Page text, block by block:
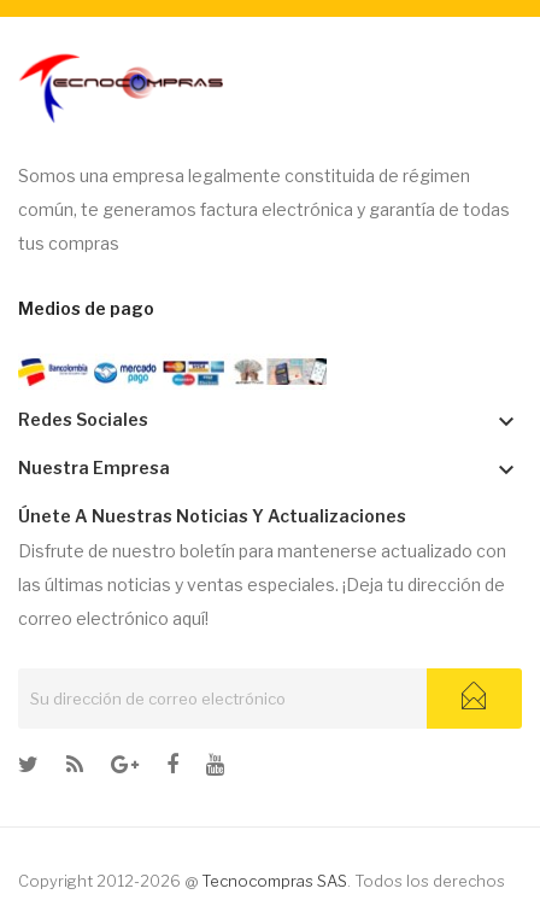
Somos una empresa legalmente constituida de régimen
común, te generamos factura electrónica y garantía de todas
tus compras
Medios de pago
Redes Sociales keyboard_arrow_down
Nuestra Empresa keyboard_arrow_down
Únete A Nuestras Noticias Y Actualizaciones
Disfrute de nuestro boletín para mantenerse actualizado con
las últimas noticias y ventas especiales. ¡Deja tu dirección de
correo electrónico aquí!
Copyright 2012-2026 @ Tecnocompras SAS . Todos los derechos